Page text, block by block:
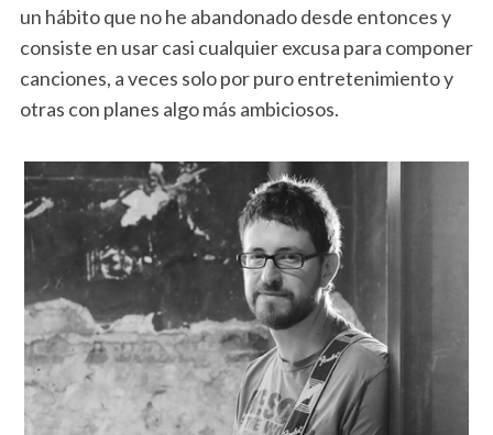
un hábito que no he abandonado desde entonces y
consiste en usar casi cualquier excusa para componer
canciones, a veces solo por puro entretenimiento y
otras con planes algo más ambiciosos.